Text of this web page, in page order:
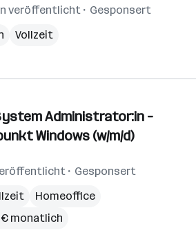
veröffentlicht
Gesponsert
Vollzeit
Administrator:in –
Windows (w/m/d)
Gesponsert
Homeoffice
€ monatlich